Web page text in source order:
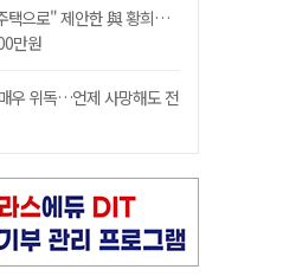
택으로" 제안한 與 황희…
만원
우 위독…언제 사망해도 전